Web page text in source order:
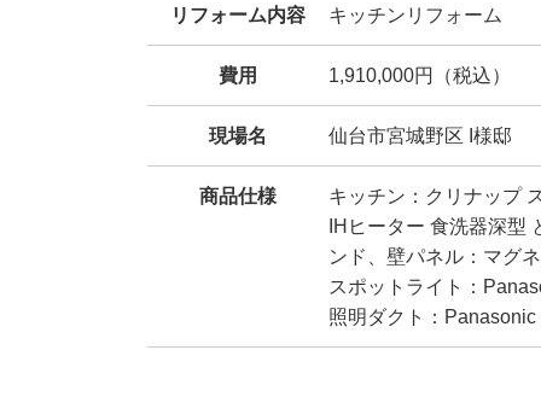
リフォーム内容 キッチンリフォーム
費用 1,910,000円（税込）
現場名 仙台市宮城野区 I様邸
商品仕様
キッチン：クリナップ
IHヒーター 食洗器深型
ンド、壁パネル：マグ
スポットライト：
照明ダクト：